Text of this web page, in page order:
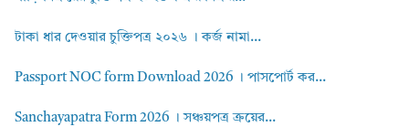
টাকা ধার দেওয়ার চুক্তিপত্র ২০২৬ । কর্জ নামা...
Passport NOC form Download 2026 । পাসপোর্ট কর...
Sanchayapatra Form 2026 । সঞ্চয়পত্র ক্রয়ের...